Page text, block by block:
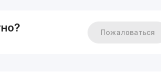
Пожаловаться